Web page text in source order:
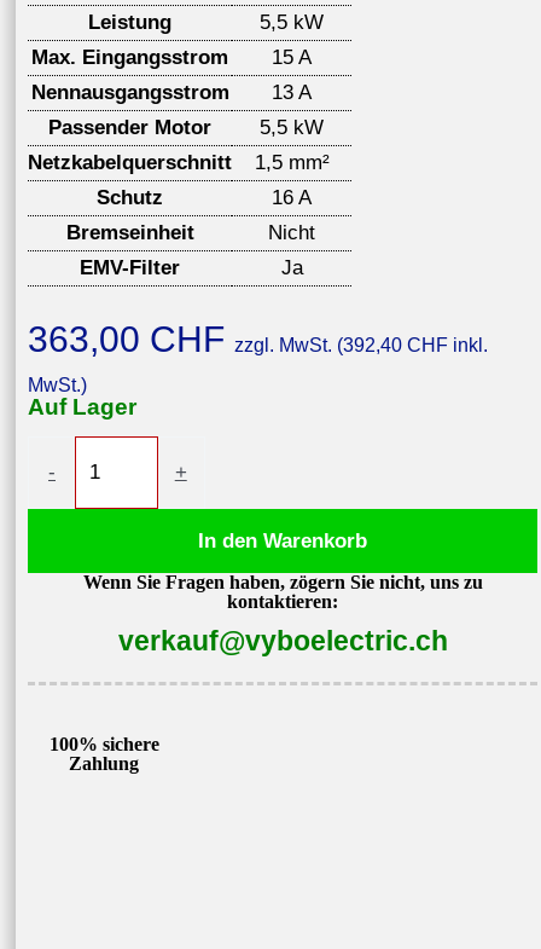
Leistung
5,5 kW
Max. Eingangsstrom
15 A
Nennausgangsstrom
13 A
Passender Motor
5,5 kW
Netzkabelquerschnitt
1,5 mm²
Schutz
16 A
Bremseinheit
Nicht
EMV-Filter
Ja
363,00 CHF zzgl. MwSt. (392,40 CHF inkl.
MwSt.)
Auf Lager
-
5,5kW
4T0055
+
In den Warenkorb
Wenn Sie Fragen haben, zögern Sie nicht, uns zu
kontaktieren:
verkauf@vyboelectric.ch
100% sichere
Zahlung